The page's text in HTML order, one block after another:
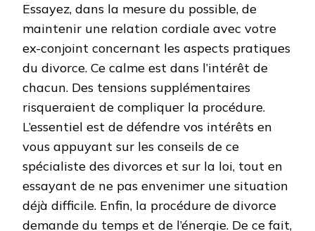
Essayez, dans la mesure du possible, de
maintenir une relation cordiale avec votre
ex-conjoint concernant les aspects pratiques
du divorce. Ce calme est dans l’intérêt de
chacun. Des tensions supplémentaires
risqueraient de compliquer la procédure.
L’essentiel est de défendre vos intérêts en
vous appuyant sur les conseils de ce
spécialiste des divorces et sur la loi, tout en
essayant de ne pas envenimer une situation
déjà difficile. Enfin, la procédure de divorce
demande du temps et de l’énergie. De ce fait,